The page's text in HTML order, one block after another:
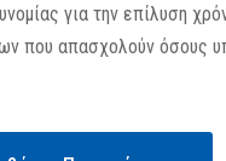
για την επίλυση
που απασχολούν όσους